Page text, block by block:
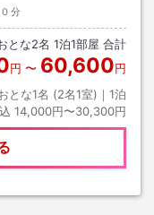
分
とな2名 1泊1部屋 合計
円 〜 60,600円
とな1名 (2名1室)｜ 1泊
14,000円〜30,300円